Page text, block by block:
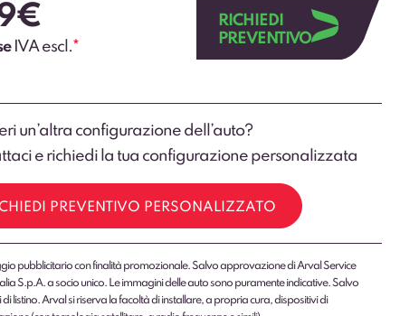
€
IVA escl.*
RICHIEDI
PREVENTIVO
un’altra configurazione dell’auto?
e richiedi la tua configurazione personalizzata
PREVENTIVO PERSONALIZZATO
pubblicitario con finalità promozionale. Salvo approvazione di Arval Service
S.p.A. a socio unico. Le immagini delle auto sono puramente indicative. Salvo
di listino. Arval si riserva la facoltà di installare, a propria cura, dispositivi di